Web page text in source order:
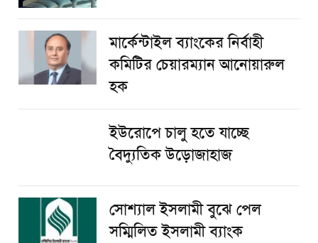
মার্কেন্টাইল ব্যাংকের নির্বাহী
কমিটির চেয়ারম্যান আনোয়ারুল
হক
ইউরোপে চালু হতে যাচ্ছে
বৈদ্যুতিক উড়োজাহাজ
সোশ্যাল ইসলামী বুঝে পেল
সম্মিলিত ইসলামী ব্যাংক